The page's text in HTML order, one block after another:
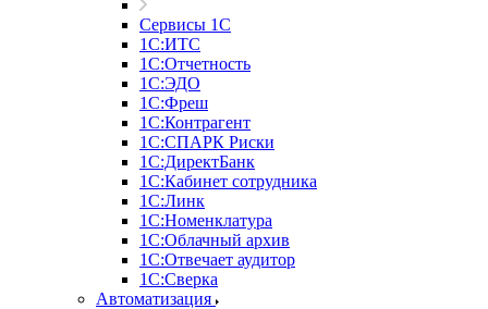
Сервисы 1С
1С:ИТС
1С:Отчетность
1С:ЭДО
1С:Фреш
1С:Контрагент
1С:CПАРК Риски
1С:ДиректБанк
1С:Кабинет сотрудника
1С:Линк
1С:Номенклатура
1С:Облачный архив
1С:Отвечает аудитор
1С:Сверка
Автоматизация